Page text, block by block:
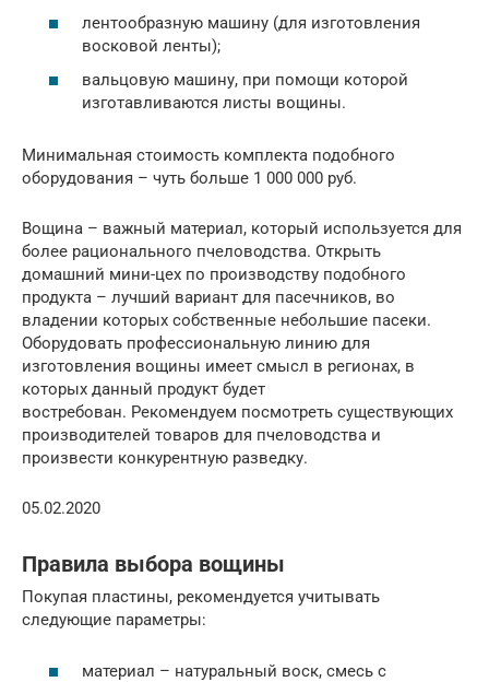
лентообразную машину (для изготовления
восковой ленты);
вальцовую машину, при помощи которой
изготавливаются листы вощины.
Минимальная стоимость комплекта подобного
оборудования – чуть больше 1 000 000 руб.
Вощина – важный материал, который используется для
более рационального пчеловодства. Открыть
домашний мини-цех по производству подобного
продукта – лучший вариант для пасечников, во
владении которых собственные небольшие пасеки.
Оборудовать профессиональную линию для
изготовления вощины имеет смысл в регионах, в
которых данный продукт будет
востребован. Рекомендуем посмотреть существующих
производителей товаров для пчеловодства и
произвести конкурентную разведку.
05.02.2020
Правила выбора вощины
Покупая пластины, рекомендуется учитывать
следующие параметры:
материал – натуральный воск, смесь с